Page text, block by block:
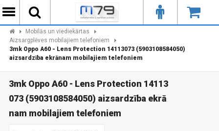
Mobilās un viediekārtas
Aizsargplēves mobilajiem telefoniem
3mk Oppo A60 - Lens Protection 14113073 (5903108584050)
aizsardzība ekrānam mobilajiem telefoniem
3mk Oppo A60 - Lens Protection 14113
073 (5903108584050) aizsardzība ekrā
nam mobilajiem telefoniem